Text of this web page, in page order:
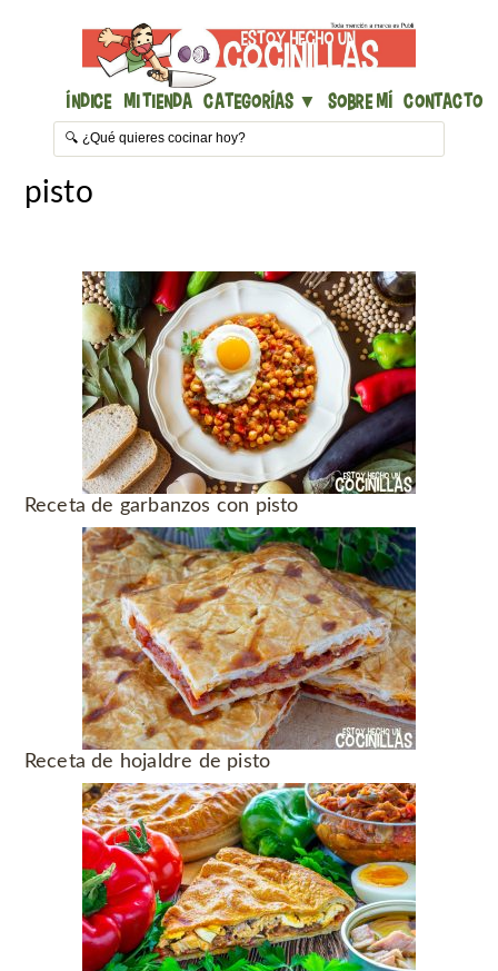
Índice Mi Tienda Categorías ▼ Sobre mí Contacto
pisto
Receta de garbanzos con pisto
Receta de hojaldre de pisto